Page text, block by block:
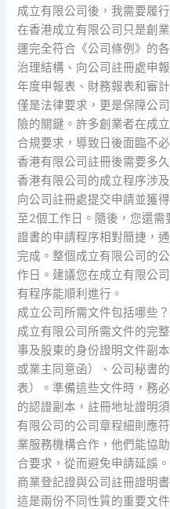
成立有限公司後，我需要履
在香港成立有限公司只是創
運完全符合《公司條例》的
治理結構、向公司註冊處申
年度申報表、財務報表和審
僅是法律要求，更是保障公
險的關鍵。許多創業者在成
合規要求，導致日後面臨不
香港有限公司註冊後需要多
香港有限公司的成立程序涉
向公司註冊處提交申請並獲
至2個工作日。隨後，您還
證書的申請程序相對簡捷，
完成。整個成立有限公司的
作日。建議您在成立有限公
有程序能順利進行。
成立公司所需文件包括哪些
成立有限公司所需文件的完
事及股東的身份證明文件副
或業主同意函）、公司秘書
表）。準備這些文件時，務
的認證副本，註冊地址證明
有限公司的公司章程細則應
業服務機構合作，他們能協
合要求，從而避免申請延誤。
商業登記證與公司註冊證明
這是兩份不同性質的重要文